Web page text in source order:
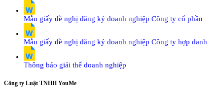
Mẫu giấy đề nghị đăng ký doanh nghiệp Công ty cổ phần
Mẫu giấy đề nghị đăng ký doanh nghiệp Công ty hợp danh
Thông báo giải thể doanh nghiệp
Công ty Luật TNHH YouMe